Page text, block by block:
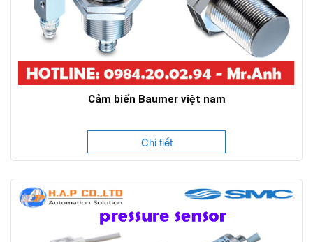
Cảm biến Baumer việt nam
Chi tiết